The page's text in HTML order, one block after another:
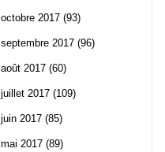
octobre 2017 (93)
septembre 2017 (96)
août 2017 (60)
juillet 2017 (109)
juin 2017 (85)
mai 2017 (89)